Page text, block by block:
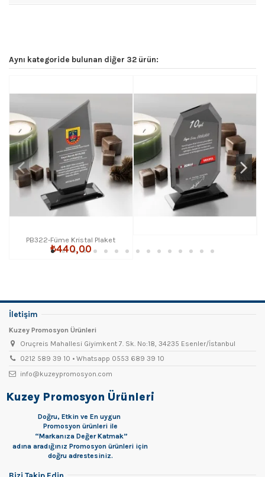
Aynı kategoride bulunan diğer 32 ürün:
PB322-Füme Kristal Plaket
₺440,00
İletişim
Kuzey Promosyon Ürünleri
Oruçreis Mahallesi Giyimkent 7. Sk. No:18, 34235 Esenler/İstanbul
0212 589 39 10 • Whatsapp 0553 689 39 10
info@kuzeypromosyon.com
Kuzey Promosyon Ürünleri
Doğru, Etkin ve En uygun
Promosyon ürünleri ile
“Markanıza Değer Katmak”
adına aradığınız Promosyon ürünleri için
doğru adrestesiniz.
Bizi Takip Edin